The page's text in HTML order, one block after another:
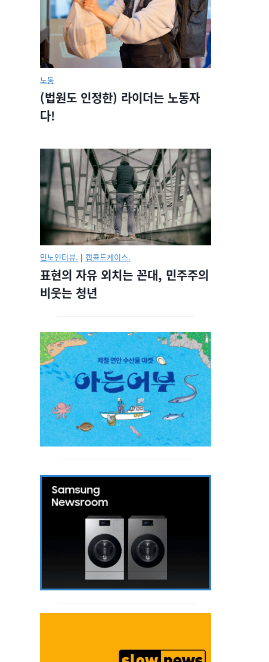
노동
(법원도 인정한) 라이더는 노동자
다!
민노인터뷰. | 캡콜드케이스.
표현의 자유 외치는 꼰대, 민주주의
비웃는 청년